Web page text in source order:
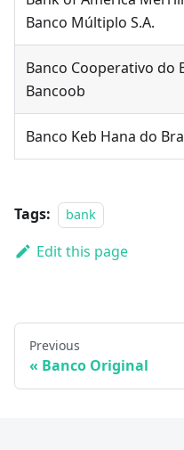
Banco Múltiplo S.A.
Banco Cooperativo do
Bancoob
Banco Keb Hana do
Tags: bank
Edit this page
Previous
Banco Original